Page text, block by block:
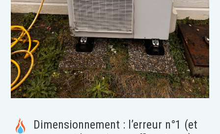
Dimensionnement : l’erreur n°1 (et